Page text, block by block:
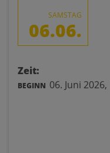
SAMSTAG
06.06.
Zeit:
BEGINN 06. Juni 2026,